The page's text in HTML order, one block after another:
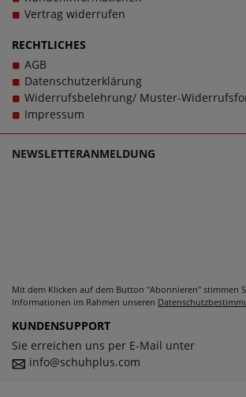
Verschlussart: Schließe,
sollen stets Wegbegleiter sein - und
Sinne des Wortes. Bei Fragen zu dem
ist unsere Mission, Sie mit einzigartigen
großen Größen glücklich zu machen,
sollen große Schuhe von Josef
schlichtweg passen und dabei stets
Vertrag widerrufen
RECHTLICHES
AGB
Datenschutzerklärung
Widerrufsbelehrung/ Muster-
Impressum
NEWSLETTERANMELDUNG
Mit dem Klicken auf dem Button "Abonnieren" stimmen
Informationen im Rahmen unseren
KUNDENSUPPORT
Sie erreichen uns per E-Mail unter
info@schuhplus.com